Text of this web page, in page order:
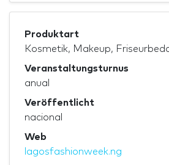
Produktart
Kosmetik, Makeup,
Veranstaltungsturnus
anual
Veröffentlicht
nacional
Web
lagosfashionweek.ng